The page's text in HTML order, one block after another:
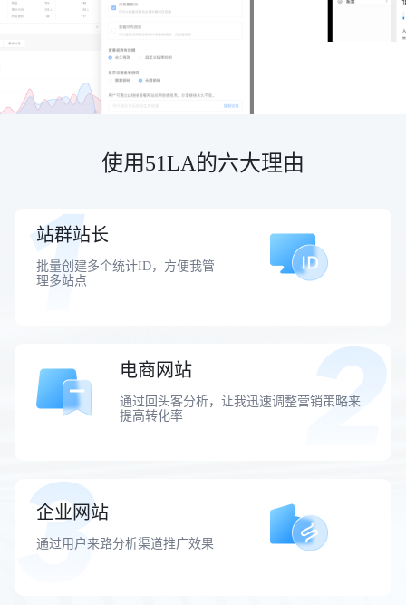
使用51LA的六大理由
站群站长
批量创建多个统计ID，方便我管
理多站点
电商网站
通过回头客分析，让我迅速调整营销策略来
提高转化率
企业网站
通过用户来路分析渠道推广效果